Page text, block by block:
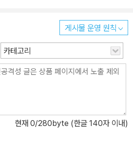
이 자주 묻는 말이 “대체 어떻게 자세히
종이 위에 글쓰기가 두려워서 얼른 끝
뻥 뚫어 주는 방법을 소개합니다. ‘아
단어를 보면 떠오르는 내 경험이 있어요.
을 딱 한 문장으로 써요. 문장을 자세히 쓰
이 완성되지요. 움직말(동사), 그림말(형
, 감정말 등 어휘표를 보고 평소 안 쓰던
요. 처음 문장을 쓰는 어린이, 중학년 이
게시물 운영 원칙
카테고리
현재 0/280byte (한글 140자 이내)